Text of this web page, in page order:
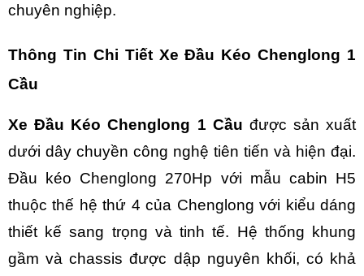
chuyên nghiệp.
Thông Tin Chi Tiết Xe Đầu Kéo Chenglong 1
Cầu
Xe Đầu Kéo Chenglong 1 Cầu được sản xuất
dưới dây chuyền công nghệ tiên tiến và hiện đại.
Đầu kéo Chenglong 270Hp với mẫu cabin H5
thuộc thế hệ thứ 4 của Chenglong với kiểu dáng
thiết kế sang trọng và tinh tế. Hệ thống khung
gầm và chassis được dập nguyên khối, có khả